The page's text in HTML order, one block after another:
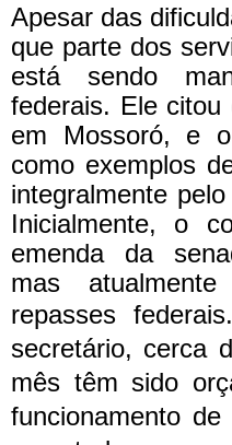
Apesar das
que parte dos
está sendo
federais. Ele citou
em Mossoró, e
como exemplos
integralmente
Inicialmente, o
emenda da
mas
repasses
secretário, cerca
mês têm sido
funcionamento